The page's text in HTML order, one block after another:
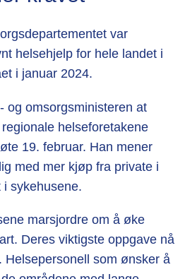
var
helsehjelp for hele landet i
i januar 2024.
og omsorgsministeren at
helseforetakene
19. februar. Han mener
med mer kjøp fra private i
sykehusene.
marsjordre om å øke
Deres viktigste oppgave nå
Helsepersonell som ønsker å